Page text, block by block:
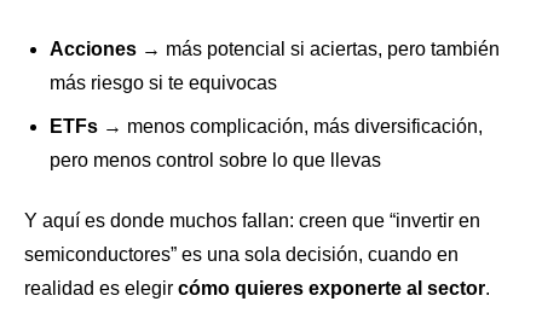
Acciones→ más potencial si aciertas, pero también
más riesgo si te equivocas
ETFs→ menos complicación, más diversificación,
pero menos control sobre lo que llevas
Y aquí es donde muchos fallan: creen que “invertir en
semiconductores” es una sola decisión, cuando en
realidad es elegir cómo quieres exponerte al sector.